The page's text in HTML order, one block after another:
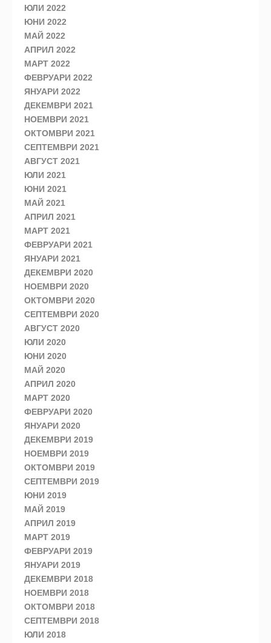
ЮЛИ 2022
ЮНИ 2022
МАЙ 2022
АПРИЛ 2022
МАРТ 2022
ФЕВРУАРИ 2022
ЯНУАРИ 2022
ДЕКЕМВРИ 2021
НОЕМВРИ 2021
ОКТОМВРИ 2021
СЕПТЕМВРИ 2021
АВГУСТ 2021
ЮЛИ 2021
ЮНИ 2021
МАЙ 2021
АПРИЛ 2021
МАРТ 2021
ФЕВРУАРИ 2021
ЯНУАРИ 2021
ДЕКЕМВРИ 2020
НОЕМВРИ 2020
ОКТОМВРИ 2020
СЕПТЕМВРИ 2020
АВГУСТ 2020
ЮЛИ 2020
ЮНИ 2020
МАЙ 2020
АПРИЛ 2020
МАРТ 2020
ФЕВРУАРИ 2020
ЯНУАРИ 2020
ДЕКЕМВРИ 2019
НОЕМВРИ 2019
ОКТОМВРИ 2019
СЕПТЕМВРИ 2019
ЮНИ 2019
МАЙ 2019
АПРИЛ 2019
МАРТ 2019
ФЕВРУАРИ 2019
ЯНУАРИ 2019
ДЕКЕМВРИ 2018
НОЕМВРИ 2018
ОКТОМВРИ 2018
СЕПТЕМВРИ 2018
ЮЛИ 2018